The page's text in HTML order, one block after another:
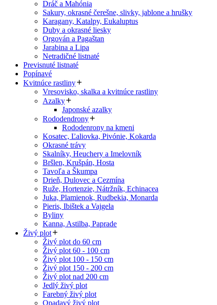
Dráč a Mahónia
Sakury, okrasné čerešne, slivky, jablone a hrušky
Karagany, Katalpy, Eukaluptus
Duby a okrasné liesky
Orgován a Pagaštan
Jarabina a Lipa
Netradičné listnaté
Previsnuté listnaté
Popínavé
Kvitnúce rastliny
Vresovisko, skalka a kvitnúce rastliny
Azalky
Japonské azalky
Rododendrony
Rododenrony na kmeni
Kosatec, Ľaliovka, Pivónie, Kokarda
Okrasné trávy
Skalníky, Heuchery a Imelovník
Bršlen, Krušpán, Hosta
Tavoľa a Škumpa
Drieň, Dulovec a Cezmína
Ruže, Hortenzie, Nátržník, Echinacea
Juka, Plamienok, Rudbekia, Monarda
Pieris, Ibištek a Vajgela
Byliny
Kanna, Astilba, Paprade
Živý plot
Živý plot do 60 cm
Živý plot 60 - 100 cm
Živý plot 100 - 150 cm
Živý plot 150 - 200 cm
Živý plot nad 200 cm
Jedlý živý plot
Farebný živý plot
Opadavý živý plot